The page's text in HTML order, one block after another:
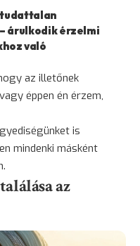
tudattalan
árulkodik érzelmi
való
az illetőnek
éppen én érzem,
is
mindenki másként
az